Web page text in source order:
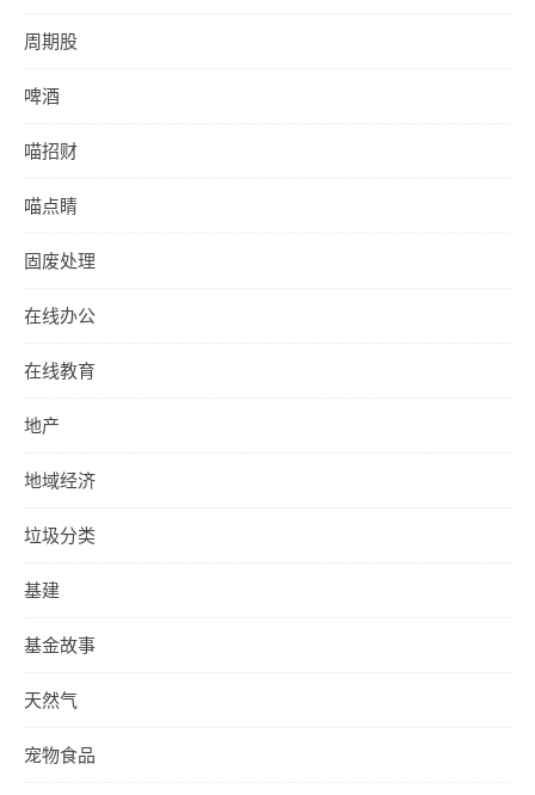
周期股
啤酒
喵招财
喵点睛
固废处理
在线办公
在线教育
地产
地域经济
垃圾分类
基建
基金故事
天然气
宠物食品